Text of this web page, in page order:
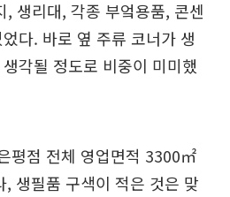
, 생리대, 각종 부엌용품, 콘센
다. 바로 옆 주류 코너가 생
각될 정도로 비중이 미미했
평점 전체 영업면적 3300㎡
생필품 구색이 적은 것은 맞